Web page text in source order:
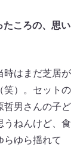
ころの、思い
時はまだ芝居が
笑）。セットの
哲男さんの子ど
うねんけど、食
らゆら揺れて